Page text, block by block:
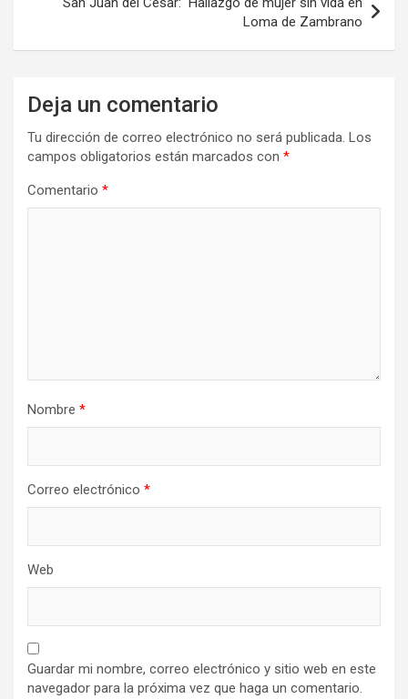
Loma de Zambrano
Deja un comentario
Tu dirección de correo electrónico no será publicada. Los
campos obligatorios están marcados con *
Comentario *
Nombre *
Correo electrónico *
Web
Guardar mi nombre, correo electrónico y sitio web en este
navegador para la próxima vez que haga un comentario.